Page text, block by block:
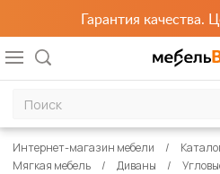
Гарантия
Интернет-магазин мебели
Мягкая мебель
Диваны